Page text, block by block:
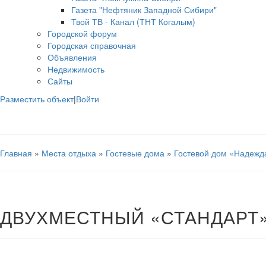
Газета "Нефтяник Западной Сибири"
Твой ТВ - Канал (ТНТ Когалым)
Городской форум
Городская справочная
Объявления
Недвижимость
Сайты
Разместить объект|Войти
Главная » Места отдыха » Гостевые дома » Гостевой дом
ДВУХМЕСТНЫЙ